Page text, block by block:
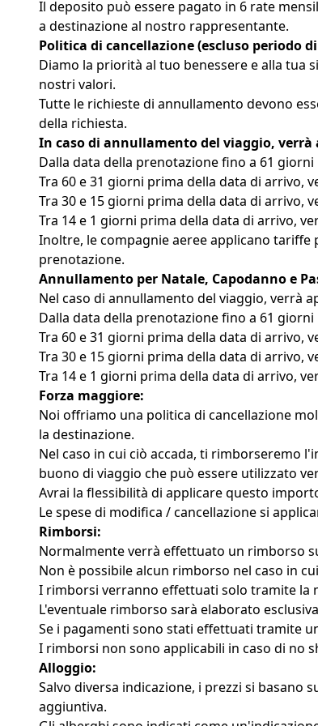
Il deposito può essere pagato in 6 rate
a destinazione al nostro rappresentante.
Politica di cancellazione (escluso periodo
Diamo la priorità al tuo benessere e alla tua
nostri valori.
Tutte le richieste di annullamento devono
della richiesta.
In caso di annullamento del viaggio,
Dalla data della prenotazione fino a 61
Tra 60 e 31 giorni prima della data di arrivo,
Tra 30 e 15 giorni prima della data di arrivo,
Tra 14 e 1 giorni prima della data di arrivo,
Inoltre, le compagnie aeree applicano
prenotazione.
Annullamento per Natale, Capodanno e
Nel caso di annullamento del viaggio, verrà
Dalla data della prenotazione fino a 61
Tra 60 e 31 giorni prima della data di arrivo,
Tra 30 e 15 giorni prima della data di arrivo,
Tra 14 e 1 giorni prima della data di arrivo,
Forza maggiore:
Noi offriamo una politica di cancellazione
la destinazione.
Nel caso in cui ciò accada, ti rimborseremo
buono di viaggio che può essere utilizzato
Avrai la flessibilità di applicare questo
Le spese di modifica / cancellazione si
Rimborsi:
Normalmente verrà effettuato un rimborso
Non è possibile alcun rimborso nel caso in
I rimborsi verranno effettuati solo tramite la
L'eventuale rimborso sarà elaborato
Se i pagamenti sono stati effettuati tramite
I rimborsi non sono applicabili in caso di no
Alloggio:
Salvo diversa indicazione, i prezzi si basano
aggiuntiva.